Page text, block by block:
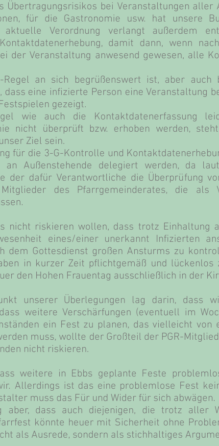
Übertragungsrisikos bei Veranstaltungen
für die Gastronomie usw. hat unsere
Verordnung verlangt außerdem
damit dann, wenn
der Veranstaltung anwesend gewesen, alle
Regel an sich begrüßenswert ist, aber auch
dass eine infizierte Person eine Veranstaltung
gezeigt.
wie auch die Kontaktdatenerfassung
nicht überprüft bzw. erhoben werden,
Ziel sein.
für die 3-G-Kontrolle und
an Außenstehende delegiert werden, da
der dafür Verantwortliche die Überprüfung
des Pfarrgemeinderates, die als
nicht riskieren wollen, dass trotz Einhaltung
eines/einer unerkannt Infizierten
dem Gottesdienst großen Ansturms zu
in kurzer Zeit pflichtgemäß und
den Hohen Frauentag ausschließlich in der
unserer Überlegungen lag darin, dass
weitere Verschärfungen (eventuell im
ein Fest zu planen, das vielleicht von
muss, wollte der Großteil der PGR-
nicht riskieren.
weitere in Ebbs geplante Feste
Allerdings ist das eine problemlose Fest
muss das Für und Wider für sich abwägen.
aber, dass auch diejenigen, die trotz aller
könnte heuer mit Sicherheit ohne
als Ausrede, sondern als stichhaltiges